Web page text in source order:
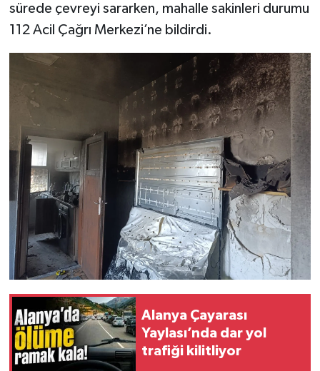
sürede çevreyi sararken, mahalle sakinleri durumu
112 Acil Çağrı Merkezi’ne bildirdi.
Alanya Çayarası
Yaylası’nda dar yol
trafiği kilitliyor